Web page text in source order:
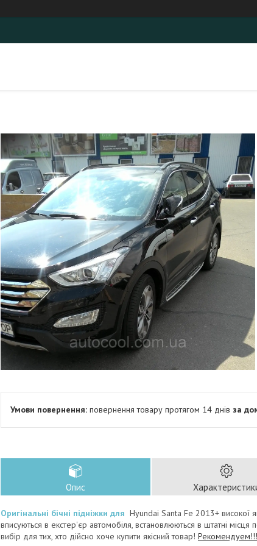
повернення товару протягом 14 днів за
Опис
Оригінальні бічні підніжки для Hyundai Santa Fe 2013+ високої
вписуються в екстер'єр автомобіля, встановлюються в штатні
вибір для тих, хто дійсно хоче купити якісний товар! Рекомендуем!!!